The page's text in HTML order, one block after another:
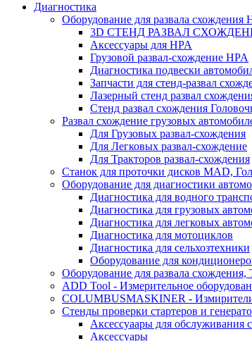
Диагностика
Оборудование для развала схождения
3D СТЕНД РАЗВАЛ
Аксессуары для HPA
Грузовой развал-схождение HPA
Диагностика подвески
Запчасти для стенд-развал
Лазерный стенд развал
Стенд развал схождения
Развал схождение грузовых
Для Грузовых развал-схождения
Для Легковых развал-схождение
Для Тракторов развал-схождения
Станок для проточки дисков MAD,
Оборудование для диагностики
Диагностика для водного
Диагностика для грузовых
Диагностика для легковых
Диагностика для мотоциклов
Диагностика для сельхозтехники
Оборудование для
Оборудование для развала
ADD Tool - Измерительное
COLUMBUSMASKINER -
Стенды проверки стартеров и
Аксессуаары для обслуживания
Аксессуары